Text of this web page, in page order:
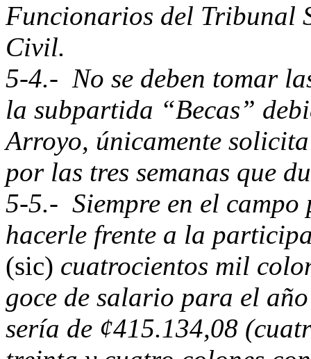
Funcionarios del Tribunal
Civil.
5-4.- No se deben tomar
la subpartida “Becas”
Arroyo, únicamente
por las tres semanas que
5-5.- Siempre en el
hacerle frente a la
(sic) cuatrocientos mil
goce de salario para el
sería de ¢415.134,08